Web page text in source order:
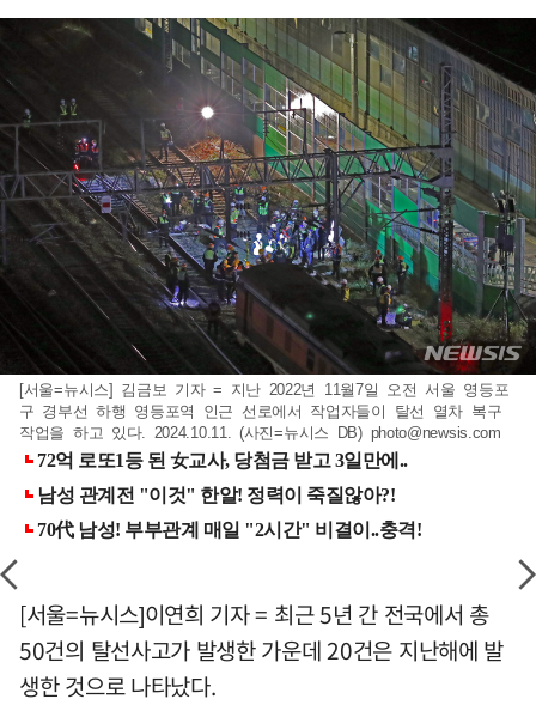
[서울=뉴시스] 김금보 기자 = 지난 2022년 11월7일 오전 서울 영등포
구 경부선 하행 영등포역 인근 선로에서 작업자들이 탈선 열차 복구
작업을 하고 있다. 2024.10.11. (사진=뉴시스 DB) photo@newsis.com
[서울=뉴시스]이연희 기자 = 최근 5년 간 전국에서 총
50건의 탈선사고가 발생한 가운데 20건은 지난해에 발
생한 것으로 나타났다.